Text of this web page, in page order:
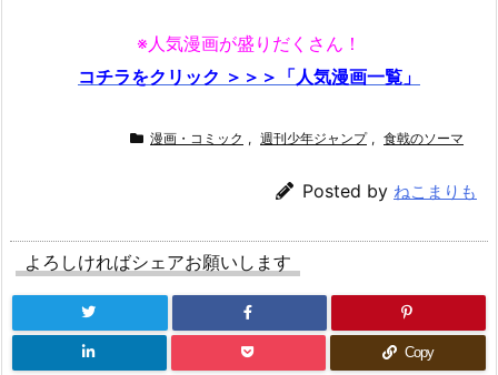
※人気漫画が盛りだくさん！
コチラをクリック ＞＞＞「人気漫画一覧」
漫画・コミック , 週刊少年ジャンプ , 食戟のソーマ
Posted by ねこまりも
よろしければシェアお願いします
Copy